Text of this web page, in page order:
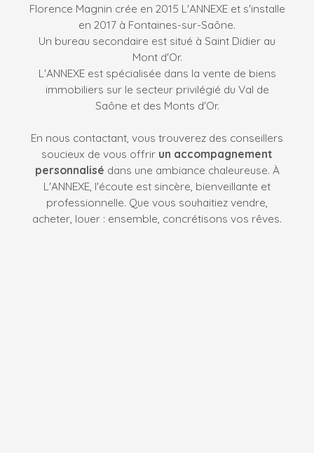
Florence Magnin crée en 2015 L'ANNEXE et s'installe
en 2017 à Fontaines-sur-Saône.
Un bureau secondaire est situé à Saint Didier au
Mont d'Or.
L'ANNEXE est spécialisée dans la vente de biens
immobiliers sur le secteur privilégié du Val de
Saône et des Monts d'Or.
En nous contactant, vous trouverez des conseillers
soucieux de vous offrir un accompagnement
personnalisé dans une ambiance chaleureuse. À
L'ANNEXE, l'écoute est sincère, bienveillante et
professionnelle. Que vous souhaitiez vendre,
acheter, louer : ensemble, concrétisons vos rêves.